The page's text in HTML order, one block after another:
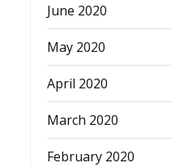
June 2020
May 2020
April 2020
March 2020
February 2020